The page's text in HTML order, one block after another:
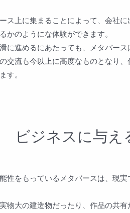
ス上に集まることによって、会社
かのようにな体験ができます。
に進めるにあたっても、メタバース
交流も今以上に高度なものとなり
す。
ビジネスに与え
性をもっているメタバースは、現
物大の建造物だったり、作品の共